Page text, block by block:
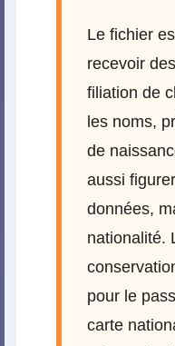
Le fichier
recevoir
filiation de
les noms,
de
aussi
données,
nationalité.
pour le
carte